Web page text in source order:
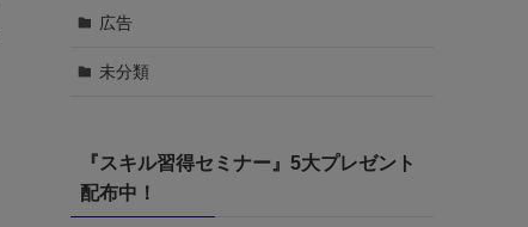
広告
未分類
『スキル習得セミナー』5大プレゼント
配布中！